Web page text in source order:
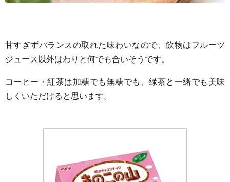
甘すぎずバランスの取れた味わいなので、飲物はフルーツ
ジュース以外はわりと何でも合いそうです。
コーヒー・紅茶は加糖でも無糖でも、緑茶と一緒でも美味
しくいただけると思います。